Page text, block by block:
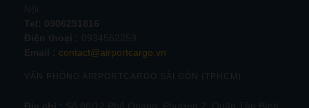
contact@airportcargo.vn
VĂN PHÒNG AIRPORTCARGO SÀI GÒN (TPHCM)